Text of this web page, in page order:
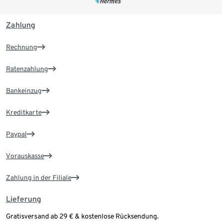
Zahlung
Rechnung
Ratenzahlung
Bankeinzug
Kreditkarte
Paypal
Vorauskasse
Zahlung in der Filiale
Lieferung
Gratisversand ab 29 € & kostenlose Rücksendung.